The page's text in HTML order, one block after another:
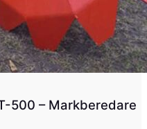
500 – Markberedare